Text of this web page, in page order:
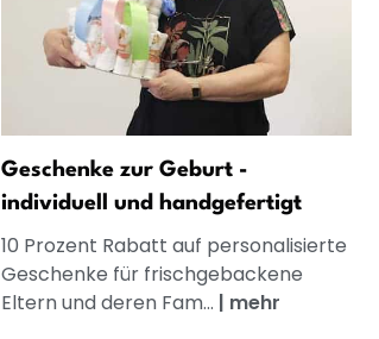
Geschenke zur Geburt -
individuell und handgefertigt
10 Prozent Rabatt auf personalisierte
Geschenke für frischgebackene
Eltern und deren Fam... | mehr